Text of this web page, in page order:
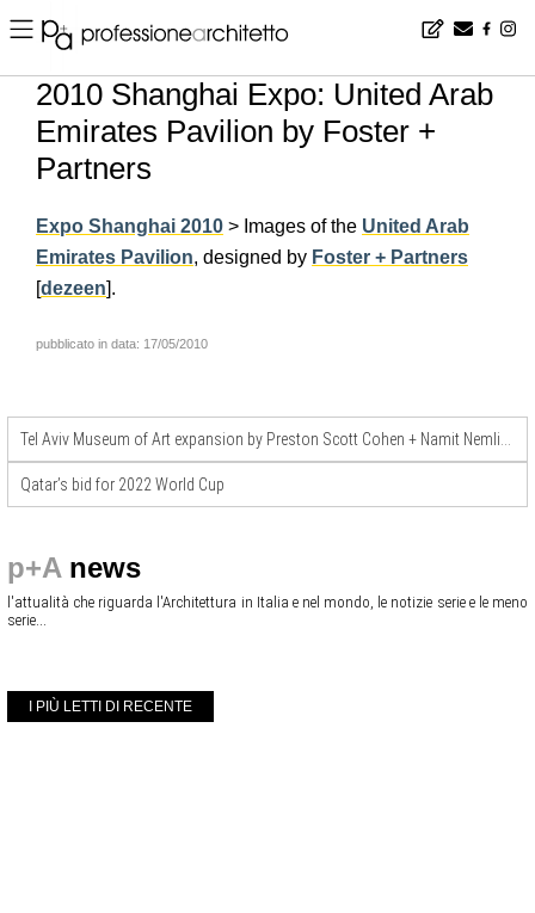
Home ▪ news ▪ en ▪ 2010 Shanghai Expo: United Arab Emirates Pavilion by Foster + Partners
2010 Shanghai Expo: United Arab
Emirates Pavilion by Foster +
Partners
Expo Shanghai 2010 > Images of the United Arab
Emirates Pavilion, designed by Foster + Partners
[dezeen].
pubblicato in data: 17/05/2010
Qatar’s bid for 2022 World Cup
p+A news
l'attualità che riguarda l'Architettura in Italia e nel mondo, le notizie serie e le meno
serie...
I PIÙ LETTI DI RECENTE